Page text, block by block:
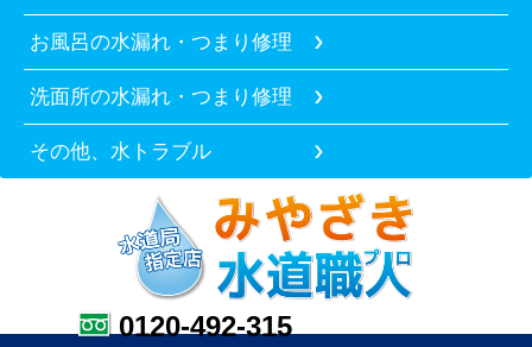
お風呂の水漏れ・つまり修理
洗面所の水漏れ・つまり修理
その他、水トラブル
0120-492-315